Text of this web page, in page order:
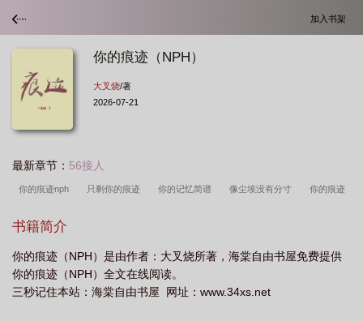
加入书架
你的痕迹（NPH）
大叉烧/著
2026-07-21
最新章节： 56接人
你的痕迹nph 只剩你的痕迹 你的记忆简谱 像尘埃没有分寸 你的痕迹
曲歌词版
痕迹画不出你 找不到爱你的痕迹 我的痕迹是什么 你的痕迹是什么歌
的痕迹歌词 歌词你的痕迹冰冷刺骨
书籍简介
你的痕迹（NPH）是由作者：大叉烧所著，海棠自由书屋免费提供
你的痕迹（NPH）全文在线阅读。
三秒记住本站：海棠自由书屋 网址：www.34xs.net